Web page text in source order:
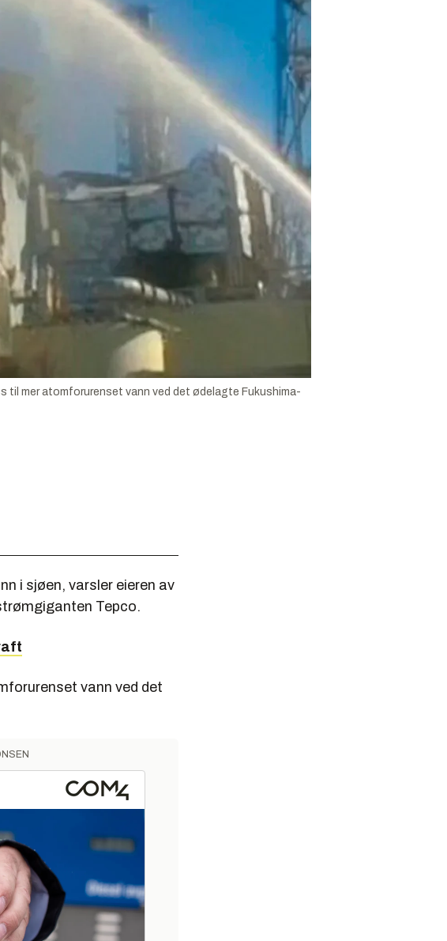
til mer atomforurenset vann ved det ødelagte Fukushima-
i sjøen, varsler eieren av
Tepco.
vann ved det